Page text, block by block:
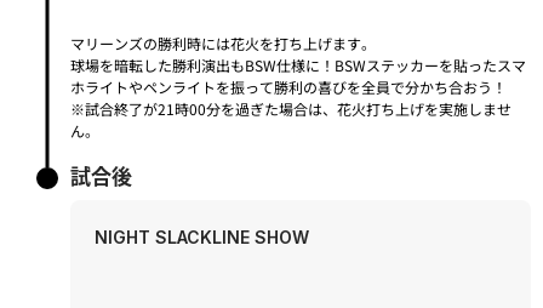
マリーンズの勝利時には花火を打ち上げます。
球場を暗転した勝利演出もBSW仕様に！BSWステッカーを貼ったスマ
ホライトやペンライトを振って勝利の喜びを全員で分かち合おう！
※試合終了が21時00分を過ぎた場合は、花火打ち上げを実施しませ
ん。
試合後
NIGHT SLACKLINE SHOW